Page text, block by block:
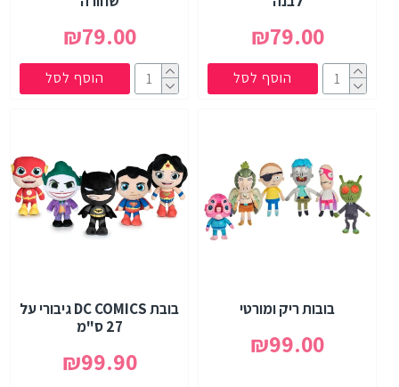
₪79.00
הוסף לסל
₪79.00
הוסף לסל
בובות ריק ומורטי
₪99.00
בובת DC COMICS גיבורי על
27 ס"מ
₪99.90